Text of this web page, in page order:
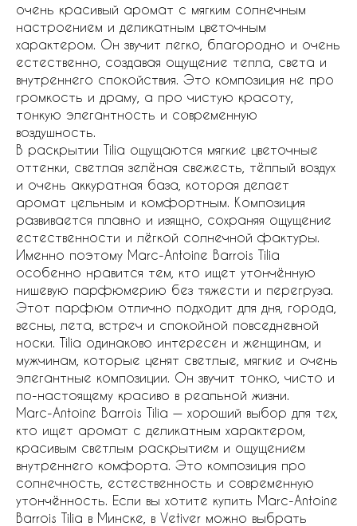
очень красивый аромат с мягким солнечным
настроением и деликатным цветочным
характером. Он звучит легко, благородно и очень
естественно, создавая ощущение тепла, света и
внутреннего спокойствия. Это композиция не про
громкость и драму, а про чистую красоту,
тонкую элегантность и современную
воздушность.
В раскрытии Tilia ощущаются мягкие цветочные
оттенки, светлая зелёная свежесть, тёплый воздух
и очень аккуратная база, которая делает
аромат цельным и комфортным. Композиция
развивается плавно и изящно, сохраняя ощущение
естественности и лёгкой солнечной фактуры.
Именно поэтому Marc-Antoine Barrois Tilia
особенно нравится тем, кто ищет утончённую
нишевую парфюмерию без тяжести и перегруза.
Этот парфюм отлично подходит для дня, города,
весны, лета, встреч и спокойной повседневной
носки. Tilia одинаково интересен и женщинам, и
мужчинам, которые ценят светлые, мягкие и очень
элегантные композиции. Он звучит тонко, чисто и
по-настоящему красиво в реальной жизни.
Marc-Antoine Barrois Tilia — хороший выбор для тех,
кто ищет аромат с деликатным характером,
красивым светлым раскрытием и ощущением
внутреннего комфорта. Это композиция про
солнечность, естественность и современную
утончённость. Если вы хотите купить Marc-Antoine
Barrois Tilia в Минске, в Vetiver можно выбрать